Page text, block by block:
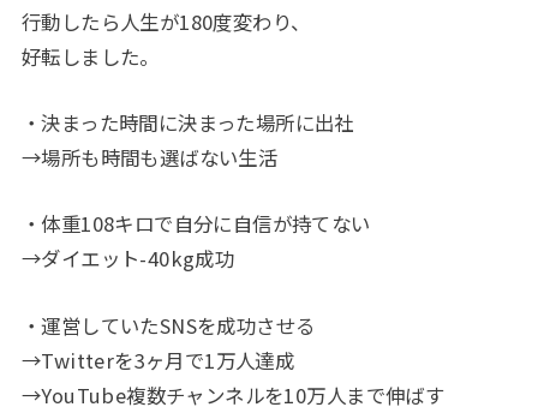
行動したら人生が180度変わり、
好転しました。
・決まった時間に決まった場所に出社
→場所も時間も選ばない生活
・体重108キロで自分に自信が持てない
→ダイエット-40kg成功
・運営していたSNSを成功させる
→Twitterを3ヶ月で1万人達成
→YouTube複数チャンネルを10万人まで伸ばす